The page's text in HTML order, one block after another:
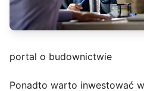
portal o budownictwie
Ponadto warto inwestować